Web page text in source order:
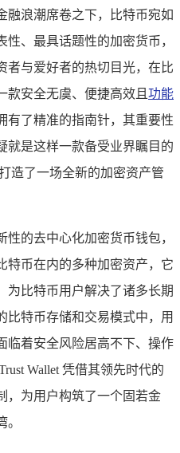
融浪潮席卷之下，比特币宛如
、最具话题性的加密货币，
者与爱好者的热切目光，在比
款安全无虞、便捷高效且 功能
有了精准的指南针，其重要性
就是这样一款备受业界瞩目的
造了一场全新的加密资产管
性的去中心化加密货币钱包，
特币在内的多种加密资产，它
为比特币用户解决了诸多长期
比特币存储和交易模式中，用
临着安全风险居高不下、操作
Wallet 凭借其领先时代的
，为用户构筑了一个固若金